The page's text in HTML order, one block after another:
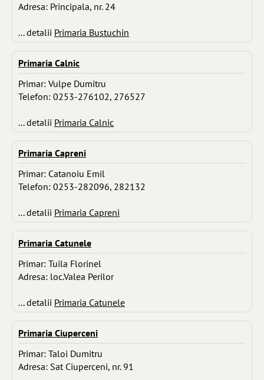
Adresa: Principala, nr. 24
... detalii Primaria Bustuchin
Primaria Calnic
Primar: Vulpe Dumitru
Telefon: 0253-276102, 276527
... detalii Primaria Calnic
Primaria Capreni
Primar: Catanoiu Emil
Telefon: 0253-282096, 282132
... detalii Primaria Capreni
Primaria Catunele
Primar: Tuila Florinel
Adresa: loc.Valea Perilor
... detalii Primaria Catunele
Primaria Ciuperceni
Primar: Taloi Dumitru
Adresa: Sat Ciuperceni, nr. 91